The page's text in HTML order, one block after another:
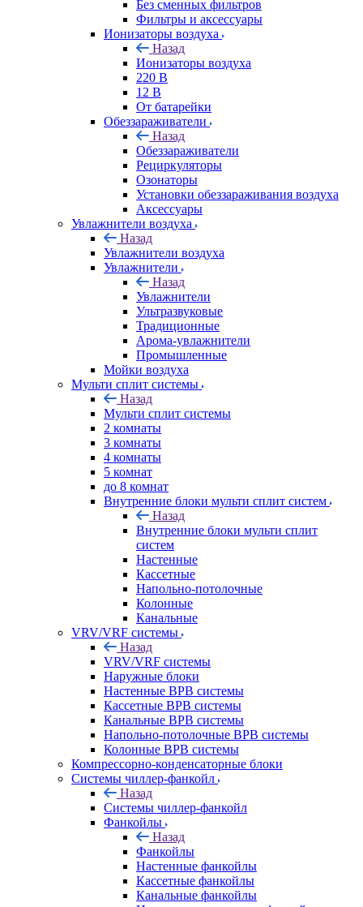
Без сменных фильтров
Фильтры и аксессуары
Ионизаторы воздуха
Назад
Ионизаторы воздуха
220 В
12 В
От батарейки
Обеззараживатели
Назад
Обеззараживатели
Рециркуляторы
Озонаторы
Установки обеззараживания воздуха
Аксессуары
Увлажнители воздуха
Назад
Увлажнители воздуха
Увлажнители
Назад
Увлажнители
Ультразвуковые
Традиционные
Арома-увлажнители
Промышленные
Мойки воздуха
Мульти сплит системы
Назад
Мульти сплит системы
2 комнаты
3 комнаты
4 комнаты
5 комнат
до 8 комнат
Внутренние блоки мульти сплит систем
Назад
Внутренние блоки мульти сплит
систем
Настенные
Кассетные
Напольно-потолочные
Колонные
Канальные
VRV/VRF системы
Назад
VRV/VRF системы
Наружные блоки
Настенные ВРВ системы
Кассетные ВРВ системы
Канальные ВРВ системы
Напольно-потолочные ВРВ системы
Колонные ВРВ системы
Компрессорно-конденсаторные блоки
Системы чиллер-фанкойл
Назад
Системы чиллер-фанкойл
Фанкойлы
Назад
Фанкойлы
Настенные фанкойлы
Кассетные фанкойлы
Канальные фанкойлы